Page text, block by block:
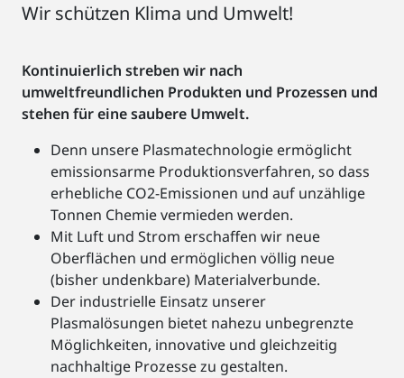
Wir schützen Klima und Umwelt!
Kontinuierlich streben wir nach
umweltfreundlichen Produkten und Prozessen und
stehen für eine saubere Umwelt.
Denn unsere Plasmatechnologie ermöglicht
emissionsarme Produktionsverfahren, so dass
erhebliche CO2-Emissionen und auf unzählige
Tonnen Chemie vermieden werden.
Mit Luft und Strom erschaffen wir neue
Oberflächen und ermöglichen völlig neue
(bisher undenkbare) Materialverbunde.
Der industrielle Einsatz unserer
Plasmalösungen bietet nahezu unbegrenzte
Möglichkeiten, innovative und gleichzeitig
nachhaltige Prozesse zu gestalten.